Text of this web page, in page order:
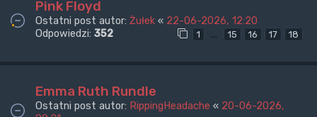
Pink Floyd
Ostatni post autor: Żułek « 22-06-2026, 12:20
Odpowiedzi: 352 1 … 15 16 17 18
Emma Ruth Rundle
Ostatni post autor: RippingHeadache « 20-06-2026,